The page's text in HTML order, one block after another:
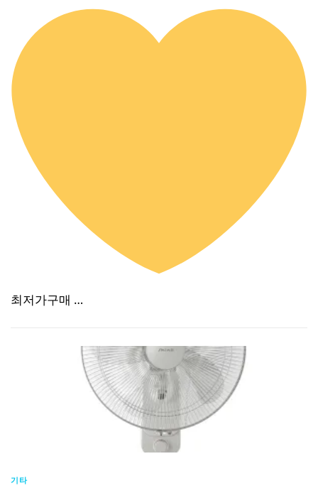
최저가구매 …
기타